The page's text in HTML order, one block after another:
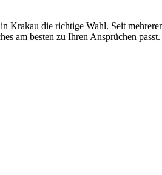
Krakau die richtige Wahl. Seit
am besten zu Ihren Ansprüchen